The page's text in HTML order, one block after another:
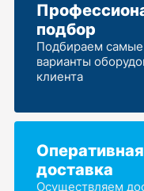
подбор
Подбираем
варианты
клиента
Оперативная
доставка
Осуществляем